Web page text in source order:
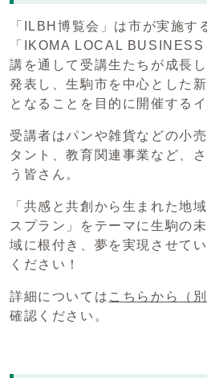
「ILBH博覧会」は市が実施す
「IKOMA LOCAL
講を通して受講生たちが成長
発表し、生駒市を中心とした
となることを目的に開催する
受講者はパンや雑貨などの小
タント、教育関連事業など、
う皆さん。
「共感と共創から生まれた地
スプラン」をテーマに生駒の
域に根付き、夢を実現させて
ください！
詳細については こちらから （
確認ください。